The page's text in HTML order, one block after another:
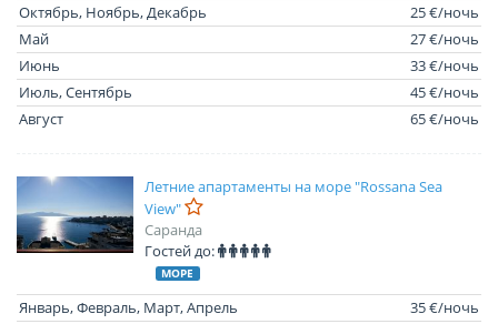
Октябрь, Ноябрь, Декабрь
25 €/ночь
Май
27 €/ночь
Июнь
33 €/ночь
Июль, Сентябрь
45 €/ночь
Август
65 €/ночь
Летние апартаменты на море "Rossana Sea
View"
Саранда
Гостей до:
МОРЕ
Январь, Февраль, Март, Апрель
35 €/ночь